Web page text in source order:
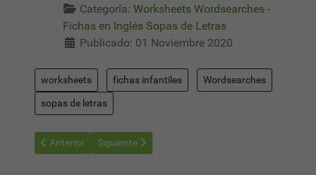
Categoría: Worksheets Wordsearches -
Fichas en Inglés Sopas de Letras
Publicado: 01 Noviembre 2020
worksheets fichas infantiles Wordsearches
sopas de letras
Artículo anterior: Worksheets Wordsearches 21 - Sopas de
Anterior Artículo siguiente: Worksheets Wordsearches 20 -
Siguiente